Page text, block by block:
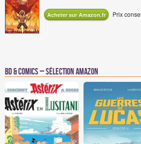
Acheter sur Amazon.fr Prix
BD & Comics – Sélection Amazon